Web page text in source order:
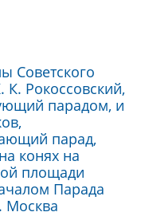
Советского
К. Рокоссовский,
парадом, и
парад,
конях на
площади
Парада
Москва